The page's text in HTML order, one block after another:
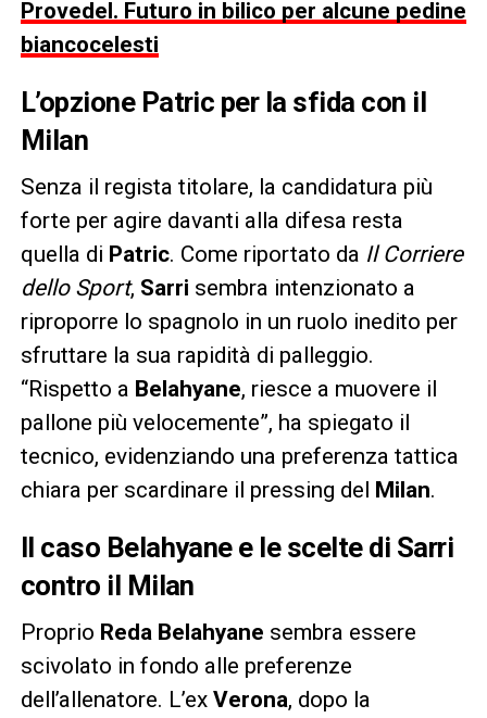
Provedel. Futuro in bilico per alcune pedine
biancocelesti
L’opzione Patric per la sfida con il
Milan
Senza il regista titolare, la candidatura più
forte per agire davanti alla difesa resta
quella di Patric. Come riportato da Il Corriere
dello Sport, Sarri sembra intenzionato a
riproporre lo spagnolo in un ruolo inedito per
sfruttare la sua rapidità di palleggio.
“Rispetto a Belahyane, riesce a muovere il
pallone più velocemente”, ha spiegato il
tecnico, evidenziando una preferenza tattica
chiara per scardinare il pressing del Milan.
Il caso Belahyane e le scelte di Sarri
contro il Milan
Proprio Reda Belahyane sembra essere
scivolato in fondo alle preferenze
dell’allenatore. L’ex Verona, dopo la